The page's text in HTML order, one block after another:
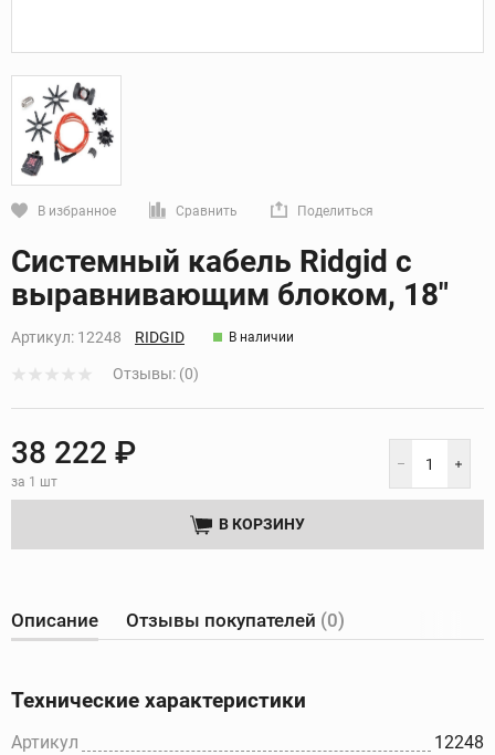
В избранное Сравнить Поделиться
Кликните, чтобы скопировать прямую ссылку
Системный кабель Ridgid с
выравнивающим блоком, 18"
Артикул: 12248 RIDGID В наличии
Отзывы: (0)
38 222 ₽
за 1 шт
В КОРЗИНУ
Описание Отзывы покупателей (0)
Технические характеристики
Артикул
12248